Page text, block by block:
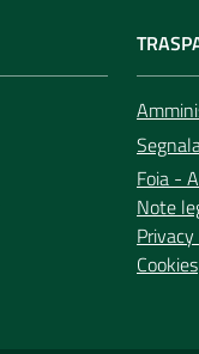
Foia -
Note
Cookies